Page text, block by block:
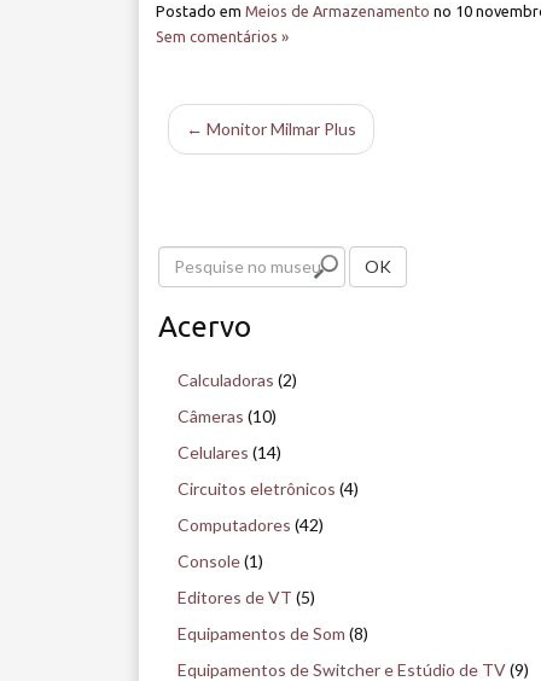
Postado em Meios de Armazenamento no 10
Sem comentários »
← Monitor Milmar Plus
s
OK
Acervo
Calculadoras (2)
Câmeras (10)
Celulares (14)
Circuitos eletrônicos (4)
Computadores (42)
Console(1)
Editores de VT (5)
Equipamentos de Som (8)
Equipamentos de Switcher e Estúdio de TV(9)